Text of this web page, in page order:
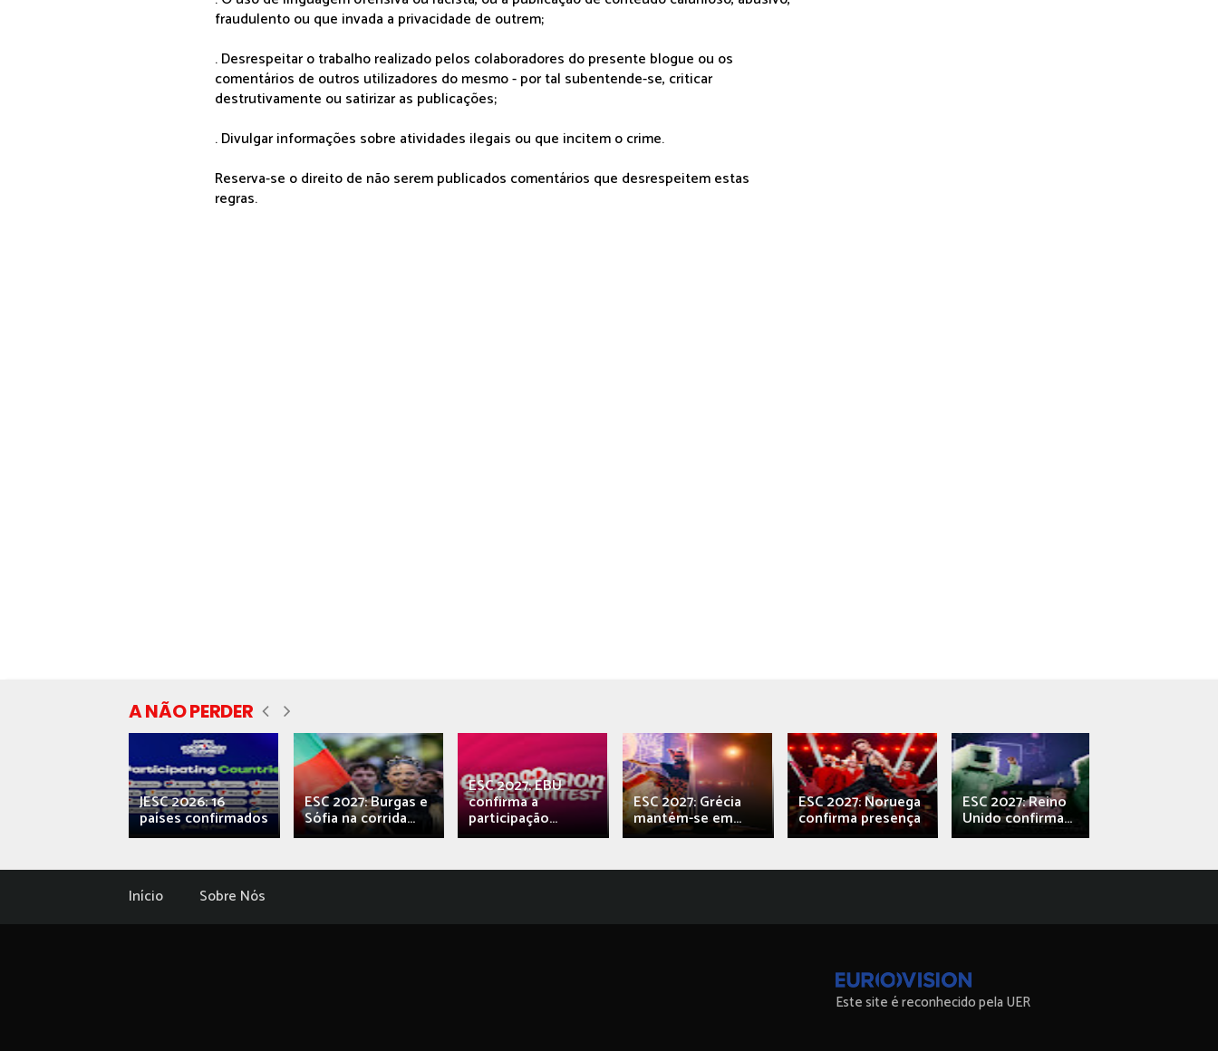
fraudulento ou que invada a privacidade de outrem;
. Desrespeitar o trabalho realizado pelos colaboradores do presente blogue ou os
comentários de outros utilizadores do mesmo - por tal subentende-se, criticar
destrutivamente ou satirizar as publicações;
. Divulgar informações sobre atividades ilegais ou que incitem o crime.
Reserva-se o direito de não serem publicados comentários que desrespeitem estas
regras.
A NÃO PERDER
JESC 2026: 16
países confirmados
ESC 2027: Burgas e
Sófia na corrida...
ESC 2027: EBU
confirma a
participação...
ESC 2027: Grécia
mantém-se em...
ESC 2027: Noruega
confirma presença
ESC 2027: Reino
Unido confirma...
Início Sobre Nós
Este site é reconhecido pela UER